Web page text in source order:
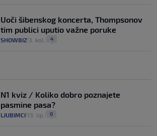
Uoči šibenskog koncerta, Thompsonov
tim publici uputio važne poruke
SHOWBIZ 3. kol. 4
N1 kviz / Koliko dobro poznajete
pasmine pasa?
LJUBIMCI 13. lip. 0